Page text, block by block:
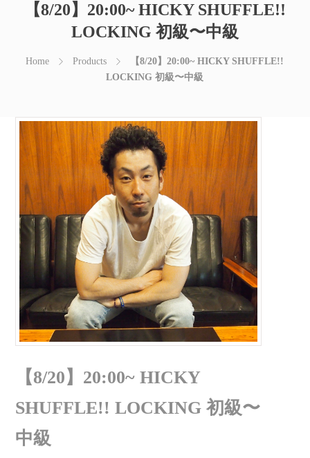
【8/20】20:00~ HICKY SHUFFLE!!
LOCKING 初級〜中級
Home Products
【8/20】20:00~ HICKY SHUFFLE!!
LOCKING 初級〜中級
【8/20】20:00~ HICKY
SHUFFLE!! LOCKING 初級〜
中級